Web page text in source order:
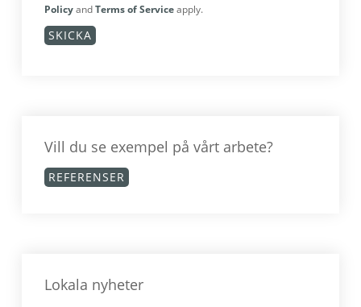
PolicyandTerms of Serviceapply.
Vill du se exempel på vårt arbete?
REFERENSER
Lokala nyheter